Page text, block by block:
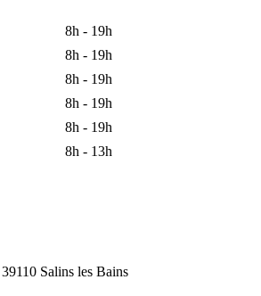
8h - 19h
8h - 19h
8h - 19h
8h - 19h
8h - 19h
8h - 13h
Salins les Bains